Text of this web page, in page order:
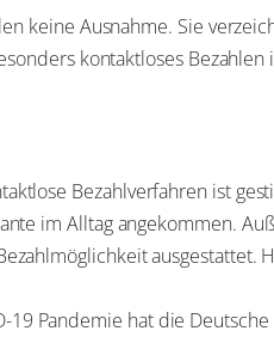
keine Ausnahme. Sie
kontaktloses
Bezahlverfahren ist
im Alltag angekommen.
ausgestattet.
19 Pandemie hat die